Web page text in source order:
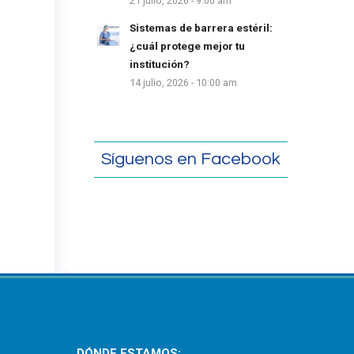
Sistemas de barrera estéril:
¿cuál protege mejor tu
institución?
14 julio, 2026 - 10:00 am
Síguenos en Facebook